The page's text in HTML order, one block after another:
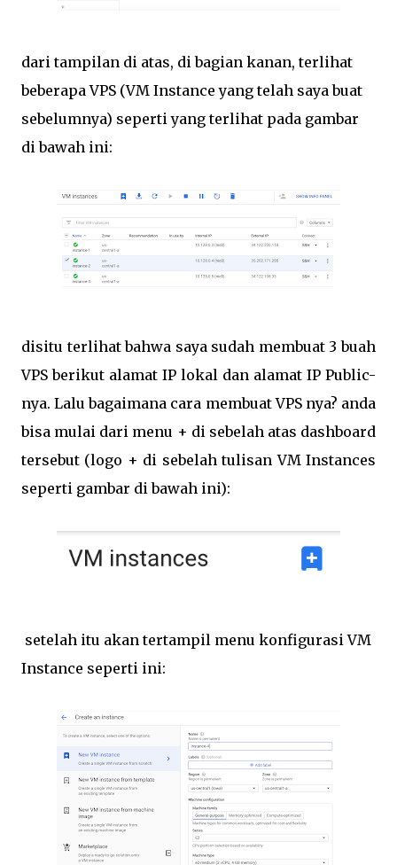
dari tampilan di atas, di bagian kanan, terlihat
beberapa VPS (VM Instance yang telah saya buat
sebelumnya) seperti yang terlihat pada gambar
di bawah ini:
disitu terlihat bahwa saya sudah membuat 3 buah
VPS berikut alamat IP lokal dan alamat IP Public-
nya. Lalu bagaimana cara membuat VPS nya? anda
bisa mulai dari menu + di sebelah atas dashboard
tersebut (logo + di sebelah tulisan VM Instances
seperti gambar di bawah ini):
setelah itu akan tertampil menu konfigurasi VM
Instance seperti ini: